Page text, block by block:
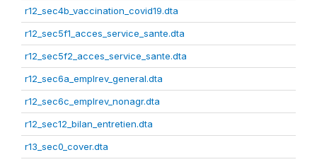
r12_sec4b_vaccination_covid19.dta
r12_sec5f1_acces_service_sante.dta
r12_sec5f2_acces_service_sante.dta
r12_sec6a_emplrev_general.dta
r12_sec6c_emplrev_nonagr.dta
r12_sec12_bilan_entretien.dta
r13_sec0_cover.dta